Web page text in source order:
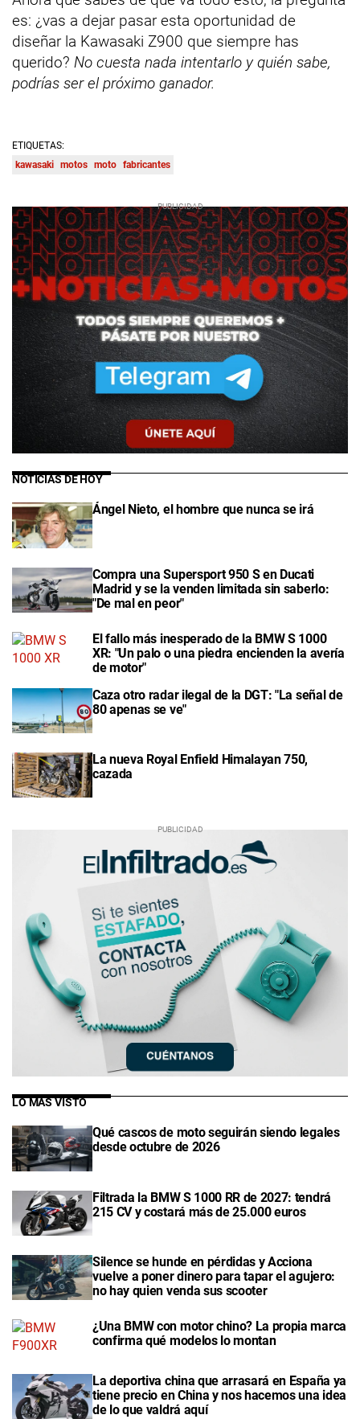
es: ¿vas a dejar pasar esta oportunidad de
diseñar la Kawasaki Z900 que siempre has
querido? No cuesta nada intentarlo y quién sabe,
podrías ser el próximo ganador.
ETIQUETAS:
kawasaki motos moto fabricantes
NOTICIAS DE HOY
Ángel Nieto, el hombre que nunca se irá
Compra una Supersport 950 S en Ducati
Madrid y se la venden limitada sin saberlo:
"De mal en peor"
El fallo más inesperado de la BMW S 1000
XR: "Un palo o una piedra encienden la avería
de motor"
Caza otro radar ilegal de la DGT: "La señal de
80 apenas se ve"
La nueva Royal Enfield Himalayan 750,
cazada
LO MÁS VISTO
Qué cascos de moto seguirán siendo legales
desde octubre de 2026
Filtrada la BMW S 1000 RR de 2027: tendrá
215 CV y costará más de 25.000 euros
Silence se hunde en pérdidas y Acciona
vuelve a poner dinero para tapar el agujero:
no hay quien venda sus scooter
¿Una BMW con motor chino? La propia marca
confirma qué modelos lo montan
La deportiva china que arrasará en España ya
tiene precio en China y nos hacemos una idea
de lo que valdrá aquí